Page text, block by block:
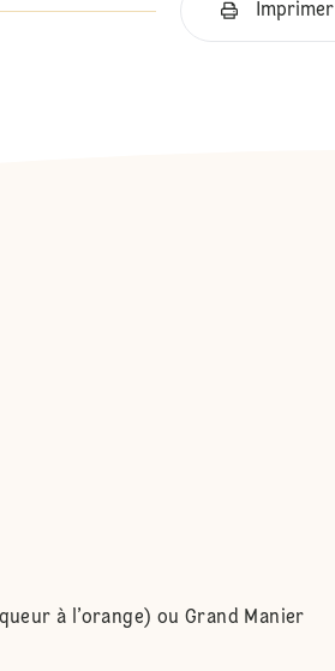
Imprimer
à l’orange) ou Grand Manier